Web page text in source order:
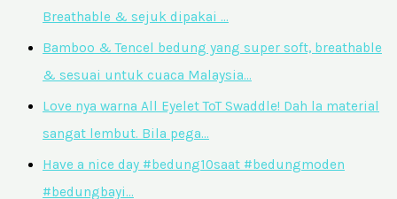
Breathable & sejuk dipakai …
Bamboo & Tencel bedung yang super soft, breathable
& sesuai untuk cuaca Malaysia…
Love nya warna All Eyelet ToT Swaddle! Dah la material
sangat lembut. Bila pega…
Have a nice day #bedung10saat #bedungmoden
#bedungbayi…